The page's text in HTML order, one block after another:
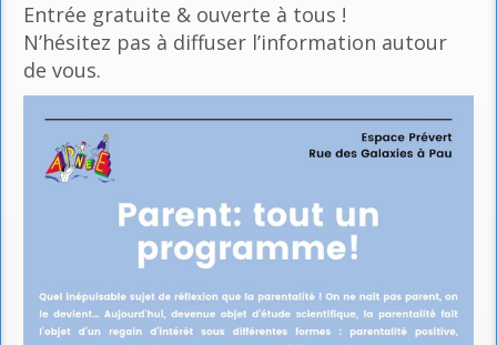
Entrée gratuite & ouverte à tous !
N’hésitez pas à diffuser l’information autour
de vous.